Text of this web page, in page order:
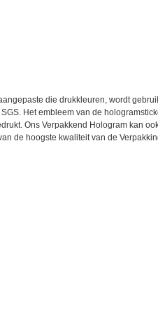
die drukkleuren, wordt
Het embleem van de
Ons Verpakkend Hologram kan
de hoogste kwaliteit van de